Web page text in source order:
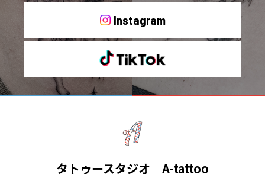
Instagram
タトゥースタジオ A-tattoo